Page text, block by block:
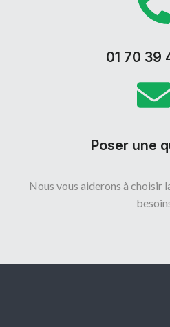
01 70 39
Poser une
Nous vous aiderons à choisir